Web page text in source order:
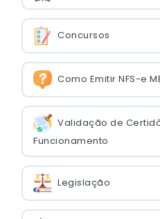
Concursos
Como Emitir NFS-e
Validação de
Funcionamento
Legislação